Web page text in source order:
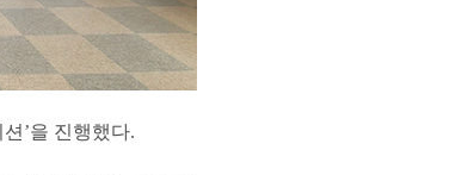
’을 진행했다.